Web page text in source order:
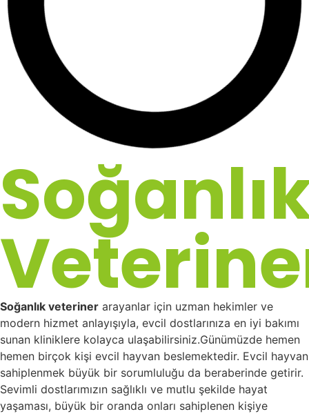
Soğanlık veteriner arayanlar için uzman hekimler ve
modern hizmet anlayışıyla, evcil dostlarınıza en iyi bakımı
sunan kliniklere kolayca ulaşabilirsiniz.Günümüzde hemen
hemen birçok kişi evcil hayvan beslemektedir. Evcil hayvan
sahiplenmek büyük bir sorumluluğu da beraberinde getirir.
Sevimli dostlarımızın sağlıklı ve mutlu şekilde hayat
yaşaması, büyük bir oranda onları sahiplenen kişiye